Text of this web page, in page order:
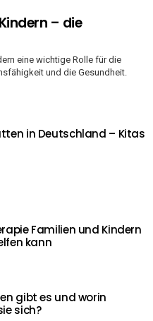
– die
eine wichtige Rolle für die
und die Gesundheit.
in Deutschland – Kitas
Familien und Kindern
kann
gibt es und worin
sich?